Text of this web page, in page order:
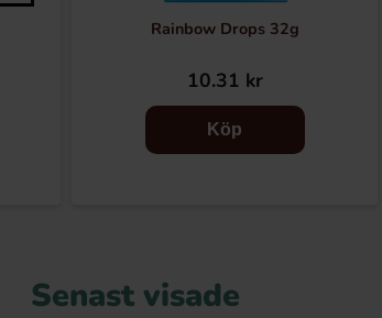
Rainbow Drops 32g
10.31 kr
Köp
Senast visade